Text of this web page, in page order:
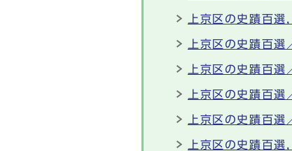
上京区の史蹟百
上京区の史蹟百選
上京区の史蹟百選
上京区の史蹟百選
上京区の史蹟百選
上京区の史蹟百